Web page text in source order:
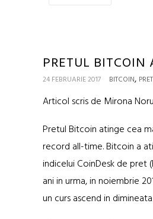
PRETUL
24 FEBRUARIE 2017 BITCOIN,
Articol scris de Mirona Noru
Pretul Bitcoin atinge cea
record all-time. Bitcoin a
indicelui CoinDesk de pret
ani in urma, in noiembrie
un curs ascend in